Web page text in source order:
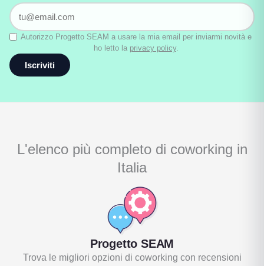
Autorizzo Progetto SEAM a usare la mia email per inviarmi novità e
ho letto la privacy policy.
Iscriviti
L'elenco più completo di coworking in
Italia
Progetto SEAM
Trova le migliori opzioni di coworking con recensioni